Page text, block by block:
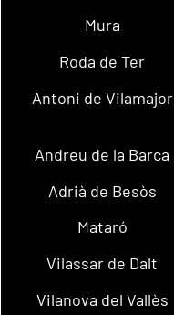
Mura
Roda de Ter
Antoni de Vilamajor
Andreu de la Barca
Adrià de Besòs
Mataró
Vilassar de Dalt
Vilanova del Vallès